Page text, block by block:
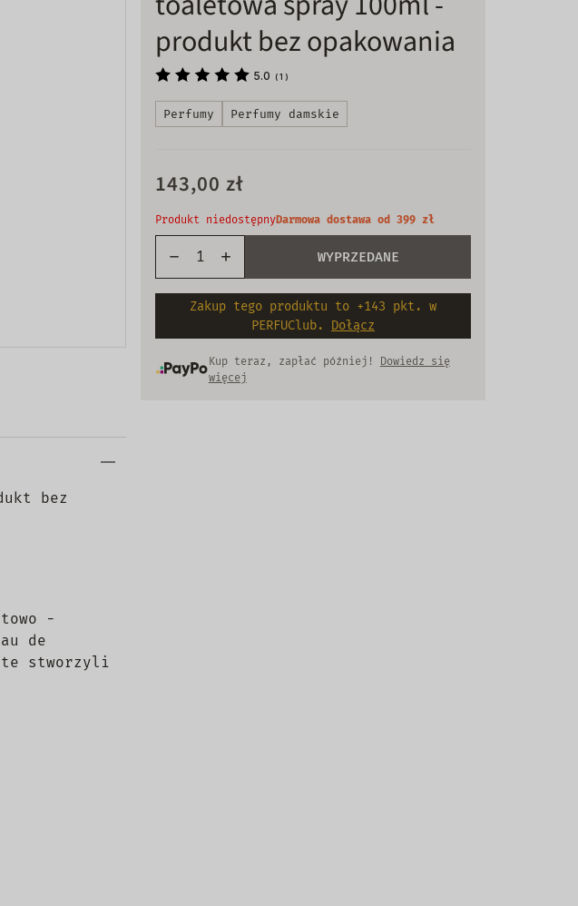
produkt bez opakowania
5.0 (1 )
Perfumy Perfumy damskie
143,00 zł
Produkt niedostępnyDarmowa dostawa od 399 zł
WYPRZEDANE
Zakup tego produktu to +143 pkt. w
PERFUClub. Dołącz
Kup teraz, zapłać później! Dowiedz się
więcej
bez
-
de
stworzyli